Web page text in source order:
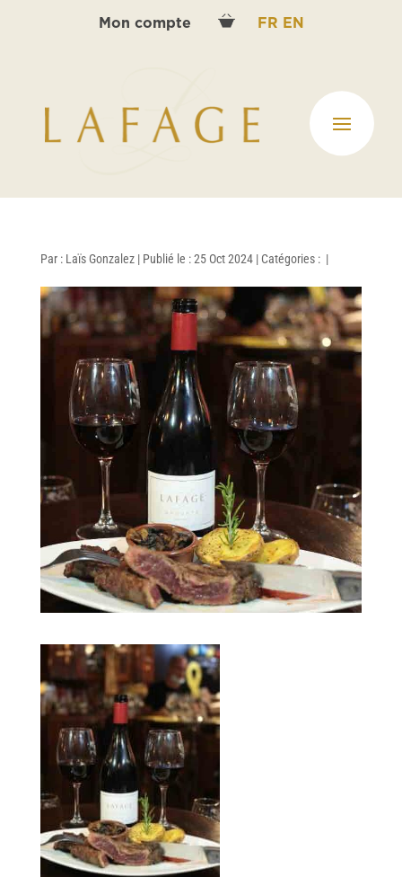
Mon compte FR EN
Par : Laïs Gonzalez | Publié le : 25 Oct 2024 | Catégories : |